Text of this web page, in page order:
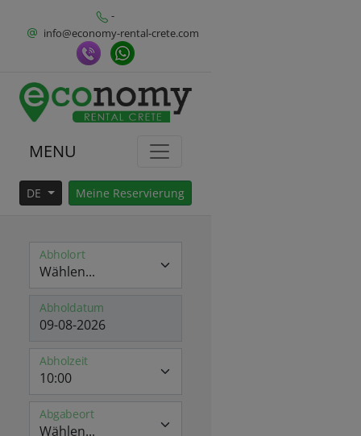
-
info@economy-rental-crete.com
MENU
DE Meine Reservierung
Abholort
Abholdatum
Abholzeit
Abgabeort